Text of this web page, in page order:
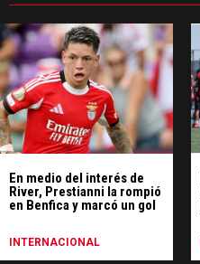
En medio del interés de
River, Prestianni la rompió
en Benfica y marcó un gol
INTERNACIONAL